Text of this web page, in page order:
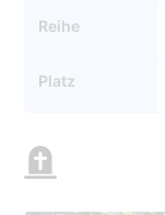
Reihe
Platz